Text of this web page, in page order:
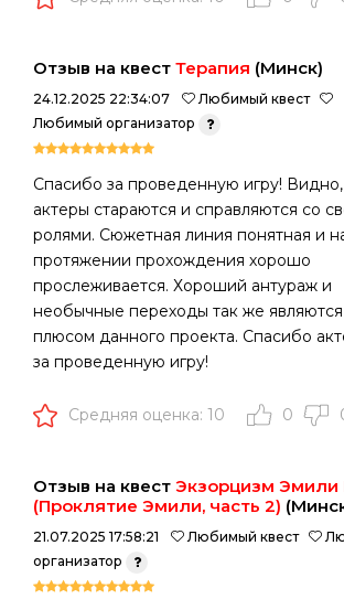
Отзыв на квест Терапия (Минск)
24.12.2025 22:34:07
Любимый квест
Любимый организатор
Спасибо за проведенную игру! Видно,
актеры стараются и справляются со
ролями. Сюжетная линия понятная и
протяжении прохождения хорошо
прослеживается. Хороший антураж и
необычные переходы так же являются
плюсом данного проекта. Спасибо
за проведенную игру!
Средняя оценка: 10 0
Отзыв на квест Экзорцизм Эмили
(Проклятие Эмили, часть 2)
21.07.2025 17:58:21 Любимый квест
организатор